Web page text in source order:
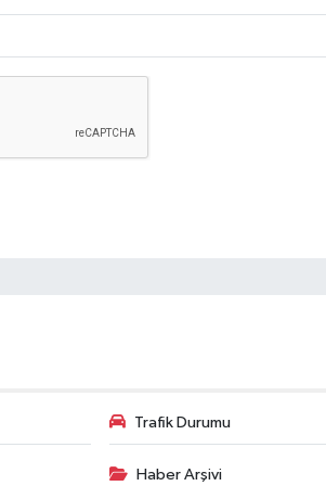
Trafik Durumu
Haber Arşivi